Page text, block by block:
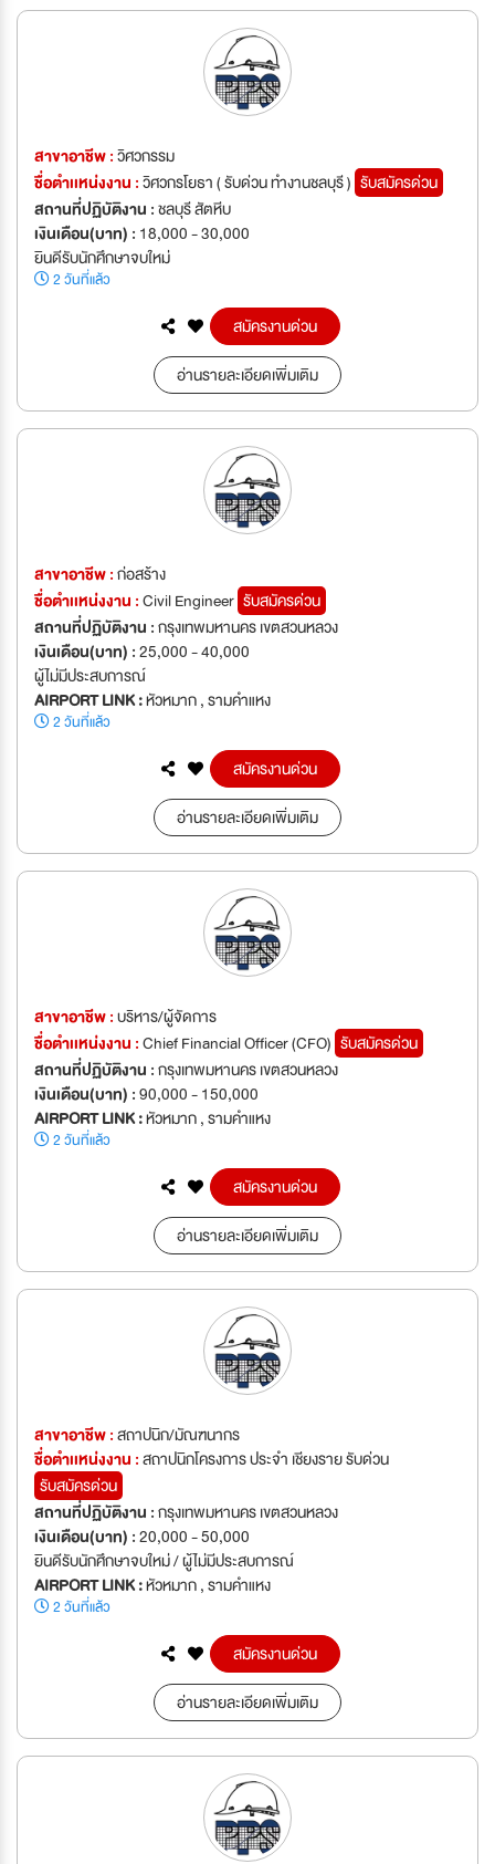
สาขาอาชีพ :วิศวกรรม
ชื่อตำเเหน่งงาน :วิศวกรโยธา ( รับด่วน ทำงานชลบุรี ) รับสมัครด่วน
สถานที่ปฏิบัติงาน :ชลบุรี สัตหีบ
เงินเดือน(บาท) : 18,000 - 30,000
ยินดีรับนักศึกษาจบใหม่
2 วันที่แล้ว
สมัครงานด่วน
อ่านรายละเอียดเพิ่มเติม
สาขาอาชีพ :ก่อสร้าง
ชื่อตำเเหน่งงาน :Civil Engineer รับสมัครด่วน
สถานที่ปฏิบัติงาน :กรุงเทพมหานคร เขตสวนหลวง
เงินเดือน(บาท) :25,000 - 40,000
ผู้ไม่มีประสบการณ์
AIRPORT LINK :หัวหมาก , รามคำแหง
2 วันที่แล้ว
สมัครงานด่วน
อ่านรายละเอียดเพิ่มเติม
สาขาอาชีพ :บริหาร/ผู้จัดการ
ชื่อตำเเหน่งงาน :Chief Financial Officer (CFO) รับสมัครด่วน
สถานที่ปฏิบัติงาน :กรุงเทพมหานคร เขตสวนหลวง
เงินเดือน(บาท) :90,000 - 150,000
AIRPORT LINK :หัวหมาก , รามคำแหง
2 วันที่แล้ว
สมัครงานด่วน
อ่านรายละเอียดเพิ่มเติม
สาขาอาชีพ :สถาปนิก/มัณฑนากร
ชื่อตำเเหน่งงาน :สถาปนิกโครงการ ประจำ เชียงราย รับด่วน
รับสมัครด่วน
สถานที่ปฏิบัติงาน :กรุงเทพมหานคร เขตสวนหลวง
เงินเดือน(บาท) :20,000 - 50,000
ยินดีรับนักศึกษาจบใหม่ / ผู้ไม่มีประสบการณ์
AIRPORT LINK :หัวหมาก , รามคำแหง
2 วันที่แล้ว
สมัครงานด่วน
อ่านรายละเอียดเพิ่มเติม